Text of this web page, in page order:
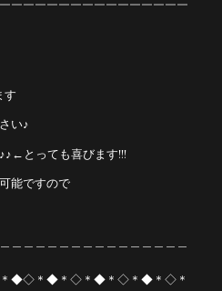
￣￣￣￣￣￣￣￣￣￣￣￣￣￣￣
す
い♪
とっても喜びます!!!
能ですので
◆◇＊◆＊◇＊◆＊◇＊◆＊◇＊